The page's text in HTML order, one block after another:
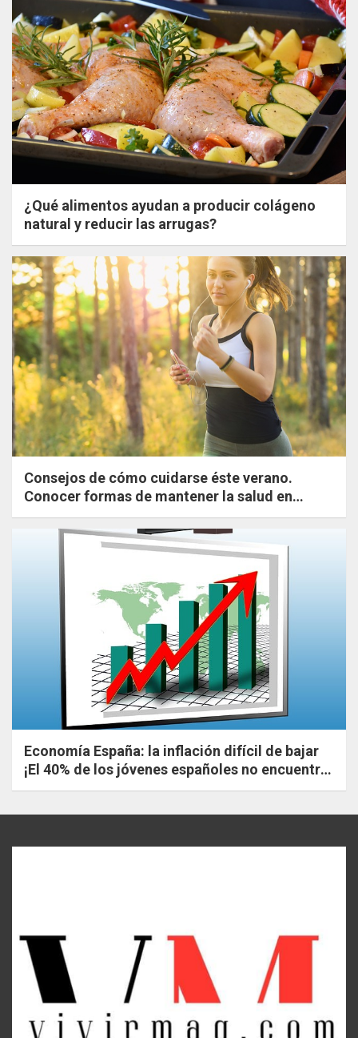
¿Qué alimentos ayudan a producir colágeno
natural y reducir las arrugas?
Consejos de cómo cuidarse éste verano.
Conocer formas de mantener la salud en
verano. Ejercicios sencillos y saludables.
Economía España: la inflación difícil de bajar
¡El 40% de los jóvenes españoles no encuentra
trabajo!